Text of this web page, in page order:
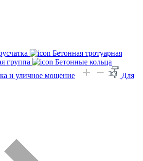
Бетонная тротуарная
группа
Бетонные кольца
и уличное мощение
Для